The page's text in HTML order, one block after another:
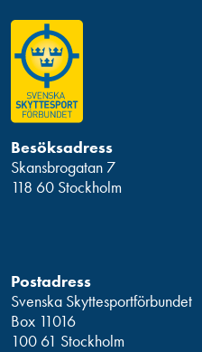
Besöksadress
Skansbrogatan 7
118 60 Stockholm
Postadress
Svenska Skyttesportförbundet
Box 11016
100 61 Stockholm